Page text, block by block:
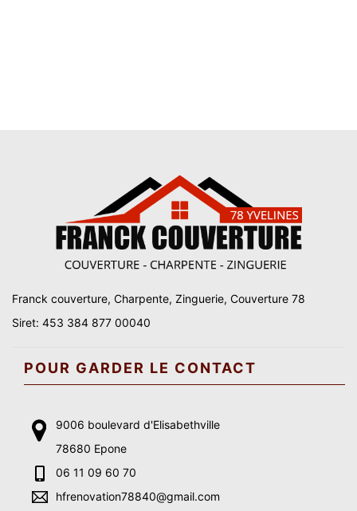
Franck couverture, Charpente, Zinguerie, Couverture 78
Siret: 453 384 877 00040
POUR GARDER LE CONTACT
9006 boulevard d'Elisabethville
78680 Epone
06 11 09 60 70
hfrenovation78840@gmail.com